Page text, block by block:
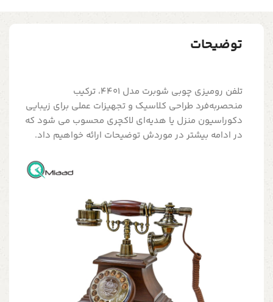
توضیحات
تلفن رومیزی چوبی شوبرت مدل 4401، ترکیب
منحصربه‌فرد طراحی کلاسیک و تجهیزات عملی برای زیبایی
دکوراسیون منزل یا هدیه‌ای لاکچری محسوب می شود که
در ادامه بیشتر در موردش توضیحات ارائه خواهیم داد.